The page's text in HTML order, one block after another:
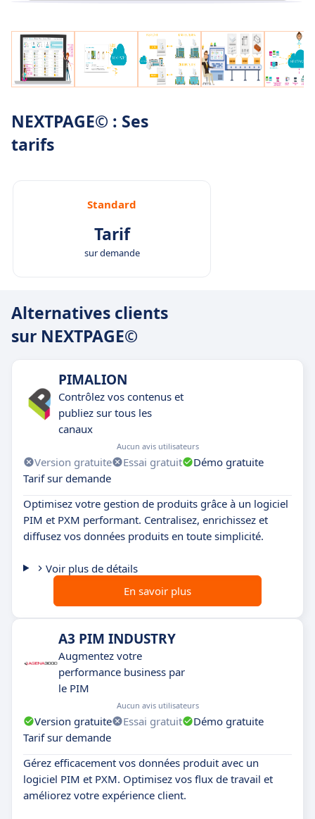
NEXTPAGE© : Ses
tarifs
Standard
Tarif
sur demande
Alternatives clients
sur NEXTPAGE©
PIMALION
Contrôlez vos contenus et
publiez sur tous les
canaux
Aucun avis utilisateurs
Version gratuite Essai gratuit
Démo gratuite
Tarif sur demande
Optimisez votre gestion de produits grâce à un logiciel
PIM et PXM performant. Centralisez, enrichissez et
diffusez vos données produits en toute simplicité.
Voir plus de détails
En savoir plus
A3 PIM INDUSTRY
Augmentez votre
performance business par
le PIM
Aucun avis utilisateurs
Version gratuite Essai gratuit
Démo gratuite
Tarif sur demande
Gérez efficacement vos données produit avec un
logiciel PIM et PXM. Optimisez vos flux de travail et
améliorez votre expérience client.